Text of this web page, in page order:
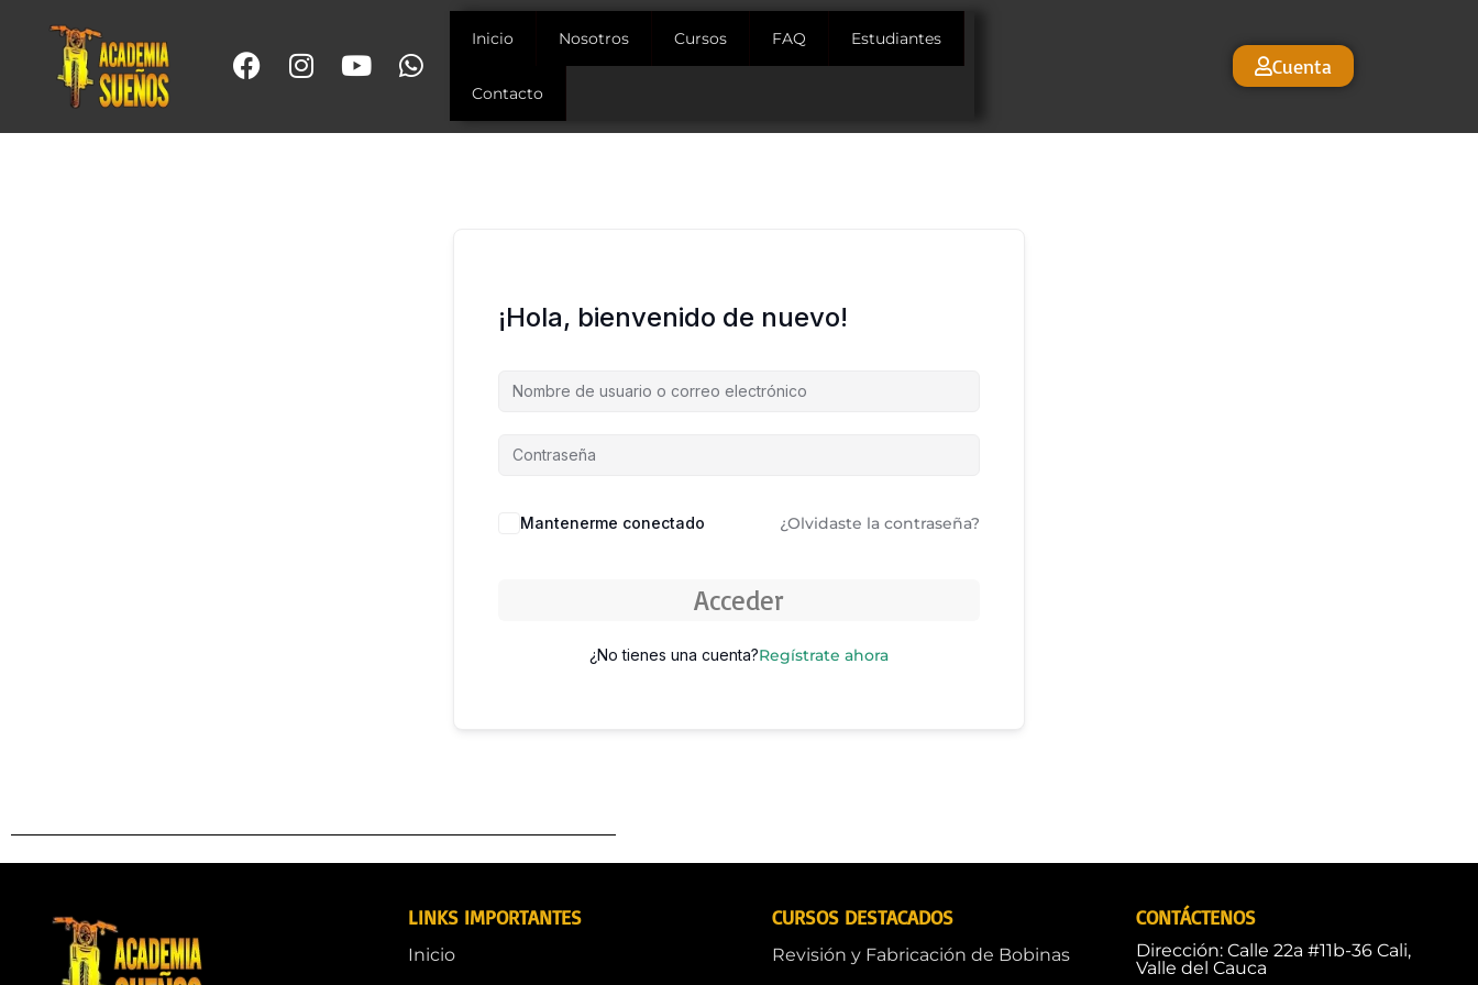
Inicio Nosotros Cursos FAQ Estudiantes
Contacto
Cuenta
¡Hola, bienvenido de nuevo!
Mantenerme conectado ¿Olvidaste la contraseña?
Acceder
¿No tienes una cuenta?Regístrate ahora
LINKS IMPORTANTES
Inicio
CURSOS DESTACADOS
Revisión y Fabricación de Bobinas
CONTÁCTENOS
Dirección: Calle 22a #11b-36 Cali,
Valle del Cauca